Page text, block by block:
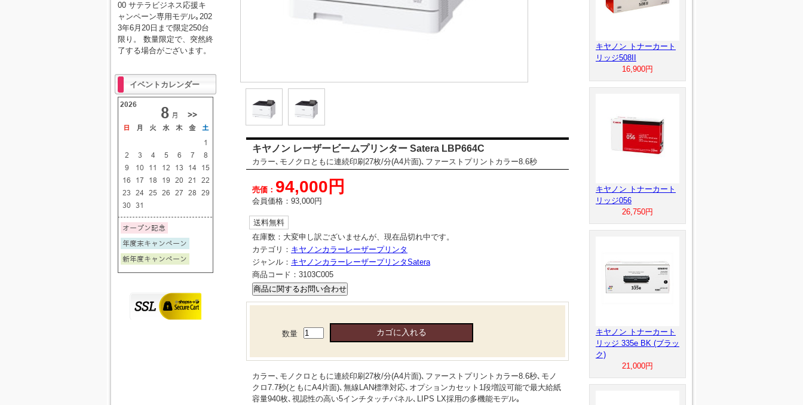
キヤノン レーザービームプリンター Satera LBP664C
カラー､モノクロともに連続印刷27枚/分(A4片面)､ファーストプリントカラー8.6秒
売価： 94,000円
会員価格： 93,000円
送料無料
在庫数： 大変申し訳ございませんが、現在品切れ中です。
カテゴリ： キヤノンカラーレーザープリンタ
ジャンル： キヤノンカラーレーザープリンタSatera
商品コード： 3103C005
数量
カラー､モノクロともに連続印刷27枚/分(A4片面)､ファーストプリントカラー8.6秒､モノ
クロ7.7秒(ともにA4片面)､無線LAN標準対応､オプションカセット1段増設可能で最大給紙
容量940枚､視認性の高い5インチタッチパネル､LIPS LX採用の多機能モデル｡
00 サテラビジネス応援キ
ャンペーン専用モデル｡202
3年6月20日まで限定250台
限り。 数量限定で、突然終
了する場合がございます。
イベントカレンダー
キヤノン トナーカート
リッジ508II
16,900円
キヤノン トナーカート
リッジ056
26,750円
キヤノン トナーカート
リッジ 335e BK (ブラッ
ク)
21,000円